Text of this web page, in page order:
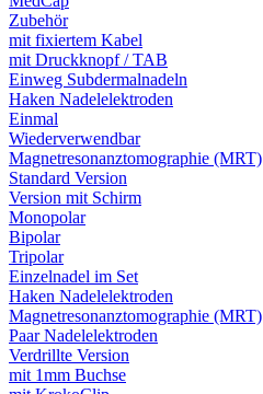
Zubehör
mit fixiertem Kabel
mit Druckknopf / TAB
Einweg Subdermalnadeln
Haken Nadelelektroden
Einmal
Wiederverwendbar
Magnetresonanztomographie (MRT)
Standard Version
Version mit Schirm
Monopolar
Bipolar
Tripolar
Einzelnadel im Set
Haken Nadelelektroden
Magnetresonanztomographie (MRT)
Paar Nadelelektroden
Verdrillte Version
mit 1mm Buchse